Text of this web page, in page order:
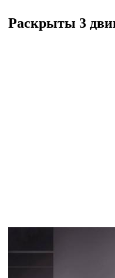
Раскрыты 3